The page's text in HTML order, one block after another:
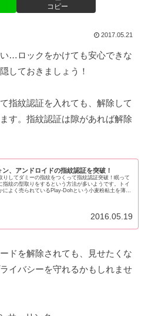
コピー
2017.05.21
…ロックをかけても安心できな
しておきましょう！
指紋認証を入れても、解除して
す。指紋認証は隙があれば解除
ン、アンドロイドの指紋認証を突破！
りしてダミーの指紋をつくって指紋認証突破！眠って
指紋の型取りをするという方法が多いようです。トイ
によく売られているPlay-Dohという小麦粉粘土を薄く
2016.05.19
ドを解除されても、見せたくな
イバシーを守れるかもしれませ